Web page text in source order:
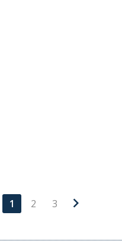
1 2 3 chevron_right